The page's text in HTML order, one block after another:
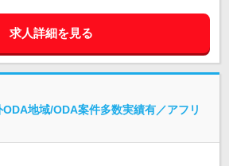
求人詳細を見る
ODA地域/ODA案件多数実績有／アフリ